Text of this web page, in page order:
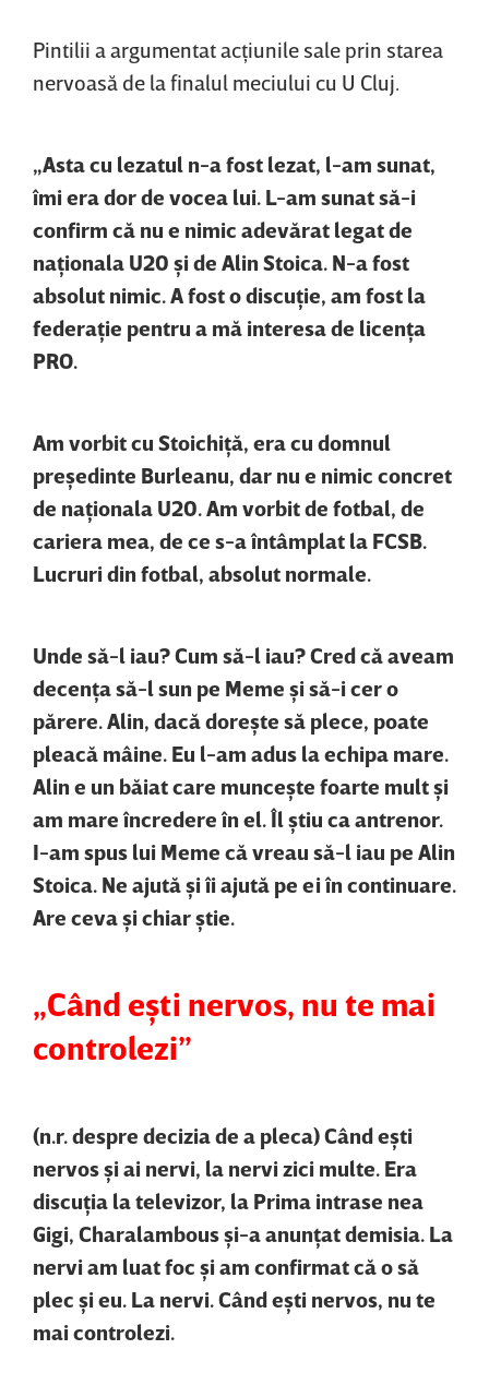
Pintilii a argumentat acţiunile sale prin starea
nervoasă de la finalul meciului cu U Cluj.
„Asta cu lezatul n-a fost lezat, l-am sunat,
îmi era dor de vocea lui. L-am sunat să-i
confirm că nu e nimic adevărat legat de
naţionala U20 şi de Alin Stoica. N-a fost
absolut nimic. A fost o discuţie, am fost la
federaţie pentru a mă interesa de licenţa
PRO.
Am vorbit cu Stoichiţă, era cu domnul
preşedinte Burleanu, dar nu e nimic concret
de naţionala U20. Am vorbit de fotbal, de
cariera mea, de ce s-a întâmplat la FCSB.
Lucruri din fotbal, absolut normale.
Unde să-l iau? Cum să-l iau? Cred că aveam
decenţa să-l sun pe Meme şi să-i cer o
părere. Alin, dacă doreşte să plece, poate
pleacă mâine. Eu l-am adus la echipa mare.
Alin e un băiat care munceşte foarte mult şi
am mare încredere în el. Îl ştiu ca antrenor.
I-am spus lui Meme că vreau să-l iau pe Alin
Stoica. Ne ajută şi îi ajută pe ei în continuare.
Are ceva şi chiar ştie.
„Când eşti nervos, nu te mai
controlezi”
(n.r. despre decizia de a pleca) Când eşti
nervos şi ai nervi, la nervi zici multe. Era
discuţia la televizor, la Prima intrase nea
Gigi, Charalambous şi-a anunţat demisia. La
nervi am luat foc şi am confirmat că o să
plec şi eu. La nervi. Când eşti nervos, nu te
mai controlezi.